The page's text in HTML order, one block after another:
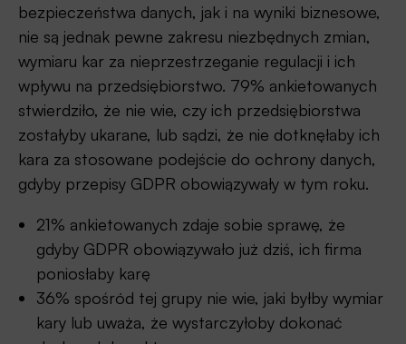
bezpieczeństwa danych, jak i na wyniki biznesowe,
nie są jednak pewne zakresu niezbędnych zmian,
wymiaru kar za nieprzestrzeganie regulacji i ich
wpływu na przedsiębiorstwo. 79% ankietowanych
stwierdziło, że nie wie, czy ich przedsiębiorstwa
zostałyby ukarane, lub sądzi, że nie dotknęłaby ich
kara za stosowane podejście do ochrony danych,
gdyby przepisy GDPR obowiązywały w tym roku.
21% ankietowanych zdaje sobie sprawę, że
gdyby GDPR obowiązywało już dziś, ich firma
poniosłaby karę
36% spośród tej grupy nie wie, jaki byłby wymiar
kary lub uważa, że wystarczyłoby dokonać